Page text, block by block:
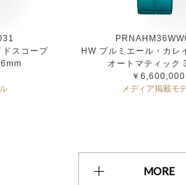
ドスコープ
HW プルミエール・カレ
オートマティック
￥6,600,000
メディア掲載モ
MORE